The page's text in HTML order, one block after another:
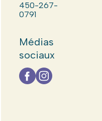
450-267-
0791
Médias
sociaux